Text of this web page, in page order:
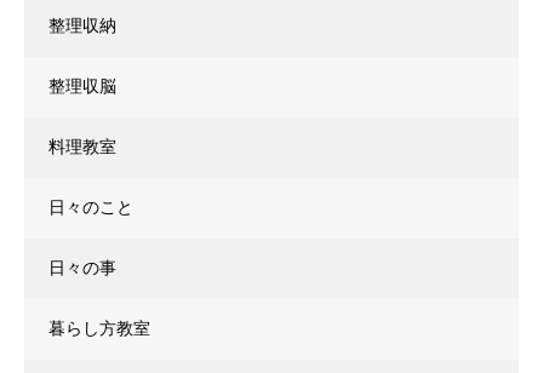
整理収納
整理収脳
料理教室
日々のこと
日々の事
暮らし方教室